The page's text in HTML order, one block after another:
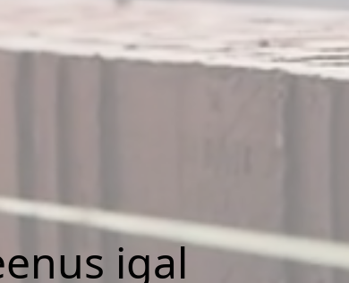
igal